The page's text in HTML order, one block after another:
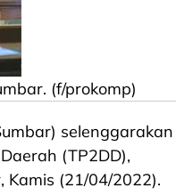
(f/prokomp)
selenggarakan
(TP2DD),
Kamis (21/04/2022).